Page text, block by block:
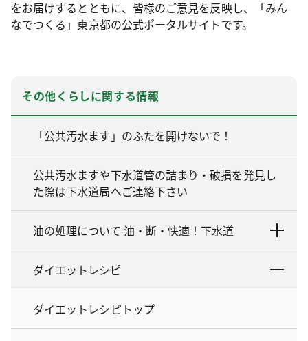
をお届けするとともに、皆様のご意見を反映し、「みん
なでつくる」東京都の公式ポータルサイトです。
その他くらしに関する情報
「公共汚水ます」のふたを開けないで！
公共汚水ますや下水道管の詰まり・破損を発見し
た際は下水道局へご連絡下さい
油の処理について 油・断・快適！下水道
ダイエットレシピ
ダイエットレシピトップ